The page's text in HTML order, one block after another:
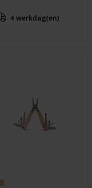
4 werkdag(en)